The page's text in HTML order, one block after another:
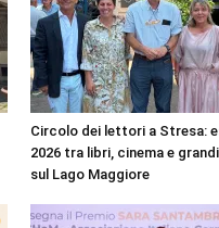
Circolo dei lettori a Stresa:
2026 tra libri, cinema e
sul Lago Maggiore